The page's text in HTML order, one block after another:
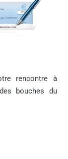
rencontre à
bouches du